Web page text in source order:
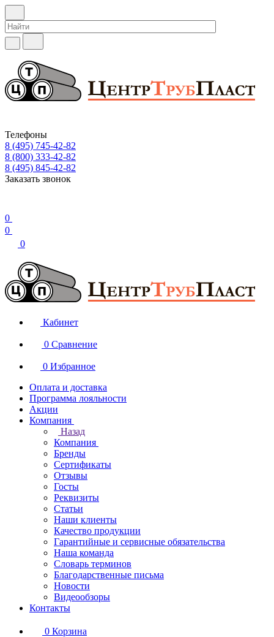
Телефоны
8 (495) 745-42-82
8 (800) 333-42-82
8 (495) 845-42-82
Заказать звонок
0
0
0
Кабинет
0 Сравнение
0 Избранное
Оплата и доставка
Программа лояльности
Акции
Компания
Назад
Компания
Бренды
Сертификаты
Отзывы
Госты
Реквизиты
Статьи
Наши клиенты
Качество продукции
Гарантийные и сервисные обязательства
Наша команда
Словарь терминов
Благодарственные письма
Новости
Видеообзоры
Контакты
0 Корзина